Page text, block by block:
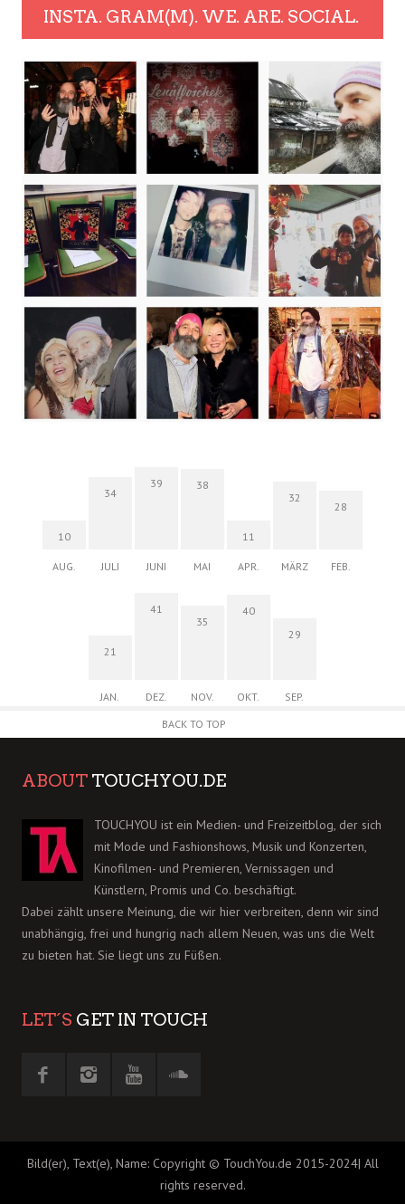
INSTA. GRAM(M). WE. ARE. SOCIAL.
10
AUG.
34
JULI
39
JUNI
38
MAI
11
APR.
32
MÄRZ
28
FEB.
21
JAN.
41
DEZ.
35
NOV.
40
OKT.
29
SEP.
BACK TO TOP
ABOUT TOUCHYOU.DE
TOUCHYOU ist ein Medien- und Freizeitblog, der sich
mit Mode und Fashionshows, Musik und Konzerten,
Kinofilmen- und Premieren, Vernissagen und
Künstlern, Promis und Co. beschäftigt.
Dabei zählt unsere Meinung, die wir hier verbreiten, denn wir sind
unabhängig, frei und hungrig nach allem Neuen, was uns die Welt
zu bieten hat. Sie liegt uns zu Füßen.
LET´S GET IN TOUCH
Bild(er), Text(e), Name: Copyright © TouchYou.de 2015-2024| All
rights reserved.